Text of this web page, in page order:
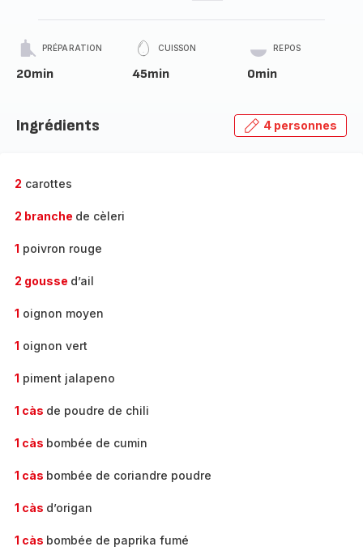
PRÉPARATION
20min
CUISSON
45min
REPOS
0min
Ingrédients 4 personnes
2 carottes
2 branche de cèleri
1 poivron rouge
2 gousse d’ail
1 oignon moyen
1 oignon vert
1 piment jalapeno
1 càs de poudre de chili
1 càs bombée de cumin
1 càs bombée de coriandre poudre
1 càs d’origan
1 càs bombée de paprika fumé